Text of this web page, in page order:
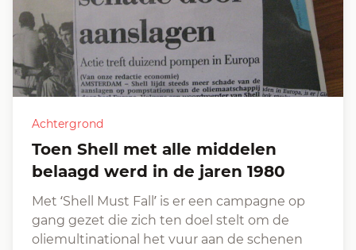
Achtergrond
Toen Shell met alle middelen
belaagd werd in de jaren 1980
Met ‘Shell Must Fall’ is er een campagne op
gang gezet die zich ten doel stelt om de
oliemultinational het vuur aan de schenen